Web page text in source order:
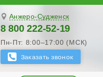
Анжеро-Судженск
8 800 222-52-19
Пн-Пт: 8:00–17:00 (МСК)